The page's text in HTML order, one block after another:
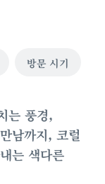
방문 시기
는 풍경,
남까지, 코럴
는 색다른